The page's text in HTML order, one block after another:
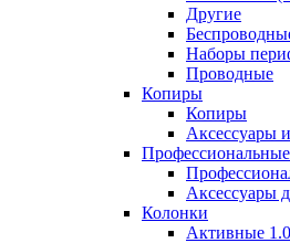
Другие
Наборы
Проводные
Копиры
Копиры
Аксессуары
Аксессуары
Колонки
Активные 1.0